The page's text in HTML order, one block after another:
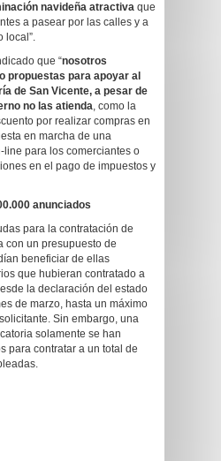
navideña atractiva que
a pasear por las calles y a
local”.
que “nosotros
propuestas para apoyar al
de San Vicente, a pesar de
no las atienda, como la
por realizar compras en
en marcha de una
line para los comerciantes o
en el pago de impuestos y
anunciados
para la contratación de
con un presupuesto de
beneficiar de ellas
que hubieran contratado a
la declaración del estado
de marzo, hasta un máximo
Sin embargo, una
solamente se han
para contratar a un total de